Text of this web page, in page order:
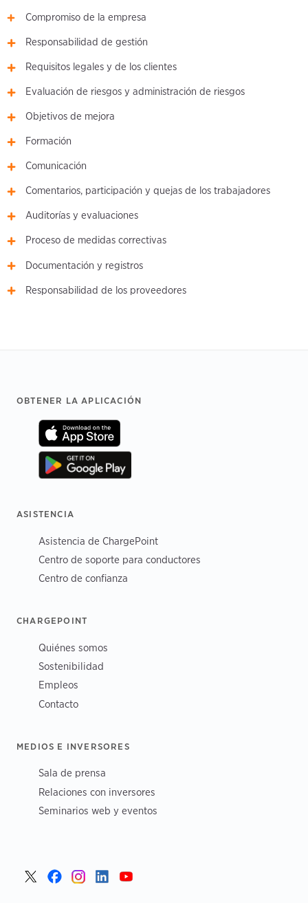
Compromiso de la empresa
Responsabilidad de gestión
Requisitos legales y de los clientes
Evaluación de riesgos y administración de riesgos
Objetivos de mejora
Formación
Comunicación
Comentarios, participación y quejas de los trabajadores
Auditorías y evaluaciones
Proceso de medidas correctivas
Documentación y registros
Responsabilidad de los proveedores
Footer
OBTENER LA APLICACIÓN
ASISTENCIA
Asistencia de ChargePoint
Centro de soporte para conductores
Centro de confianza
CHARGEPOINT
Quiénes somos
Sostenibilidad
Empleos
Contacto
MEDIOS E INVERSORES
Sala de prensa
Relaciones con inversores
Seminarios web y eventos